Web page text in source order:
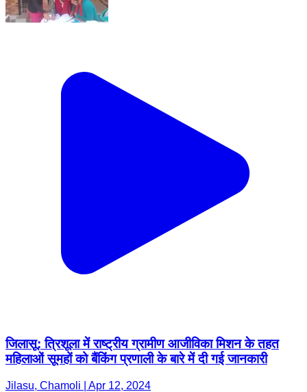
जिलासू: त्रिशूला में राष्ट्रीय ग्रामीण आजीविका मिशन के तहत
महिलाओं सूमहों को बैंकिंग प्रणाली के बारे में दी गई जानकारी
Jilasu, Chamoli | Apr 12, 2024